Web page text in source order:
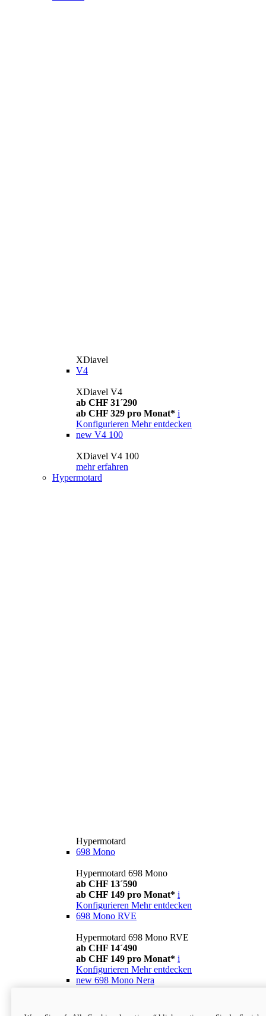
XDiavel
V4
XDiavel V4
ab CHF 31´290
ab CHF 329 pro Monat* i
Konfigurieren Mehr entdecken
new V4 100
XDiavel V4 100
mehr erfahren
Hypermotard
Hypermotard
698 Mono
Hypermotard 698 Mono
ab CHF 13´590
ab CHF 149 pro Monat* i
Konfigurieren Mehr entdecken
698 Mono RVE
Hypermotard 698 Mono RVE
ab CHF 14´490
ab CHF 149 pro Monat* i
Konfigurieren Mehr entdecken
new 698 Mono Nera
ab CHF 13´990